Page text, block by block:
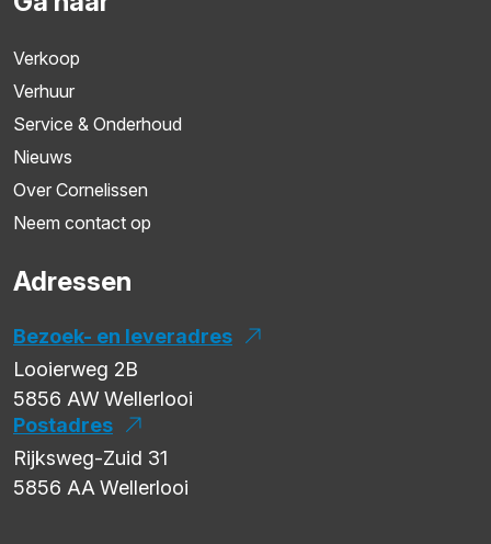
Verkoop
Verhuur
Service & Onderhoud
Nieuws
Over Cornelissen
Neem contact op
Adressen
Bezoek- en leveradres
Looierweg 2B
5856 AW Wellerlooi
Postadres
Rijksweg-Zuid 31
5856 AA Wellerlooi